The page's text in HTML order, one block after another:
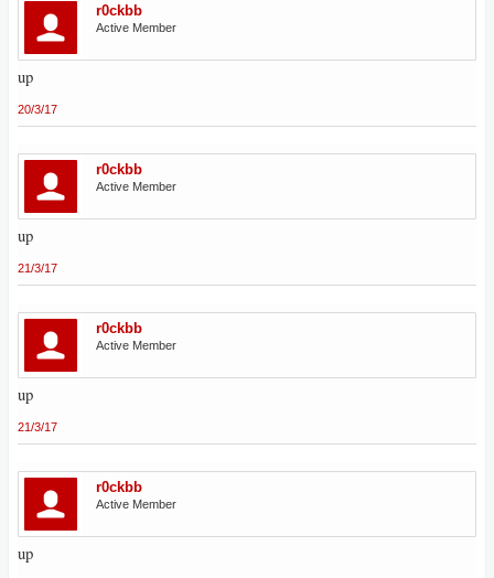
r0ckbb
Active Member
up
20/3/17
r0ckbb
Active Member
up
21/3/17
r0ckbb
Active Member
up
21/3/17
r0ckbb
Active Member
up